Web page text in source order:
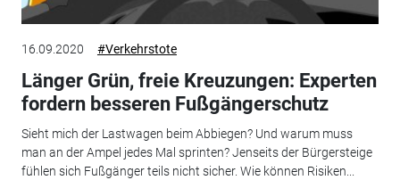
16.09.2020 #Verkehrstote
Länger Grün, freie Kreuzungen: Experten
fordern besseren Fußgängerschutz
Sieht mich der Lastwagen beim Abbiegen? Und warum muss
man an der Ampel jedes Mal sprinten? Jenseits der Bürgersteige
fühlen sich Fußgänger teils nicht sicher. Wie können Risiken...